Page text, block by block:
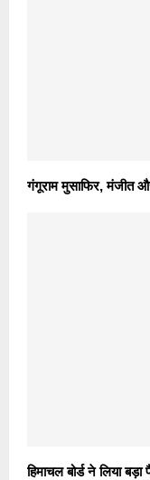
गंगूराम मुसाफिर, मंजीत
हिमाचल बोर्ड ने लिया